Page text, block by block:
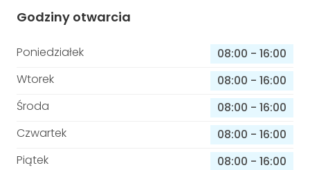
Godziny otwarcia
Poniedziałek 08:00 - 16:00
Wtorek
08:00 - 16:00
Środa
08:00 - 16:00
Czwartek
08:00 - 16:00
Piątek
08:00 - 16:00